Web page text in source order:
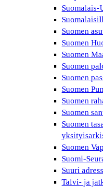
Suomalais-
Suomen
Suomen
Suomen
Suomen
Suomen
Suomen
Suomen
Suomen
Suomen
Suomen
Suomi-
Suuri
Talvi- ja